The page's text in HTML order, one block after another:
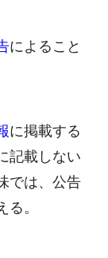
によること
に掲載する
記載しない
では、公告
る。